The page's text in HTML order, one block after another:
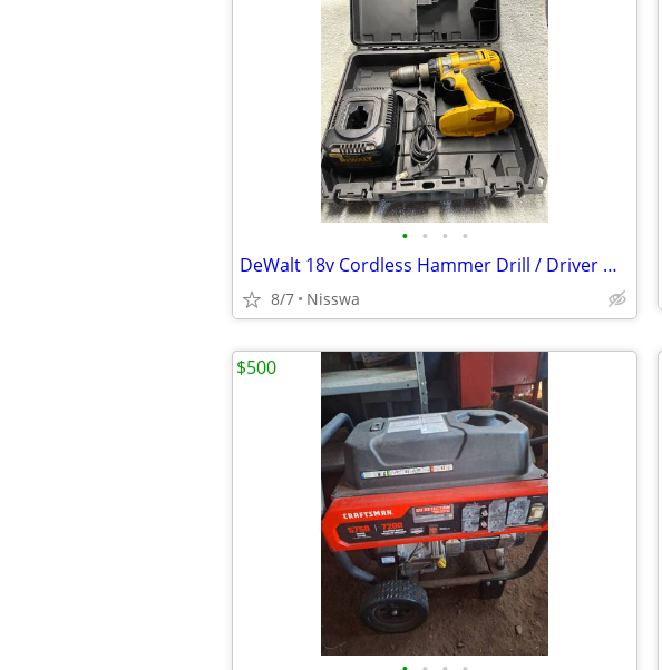
• • • •
DeWalt 18v Cordless Hammer Drill / Driver with Charger & Rigid Case
8/7 Nisswa
$500